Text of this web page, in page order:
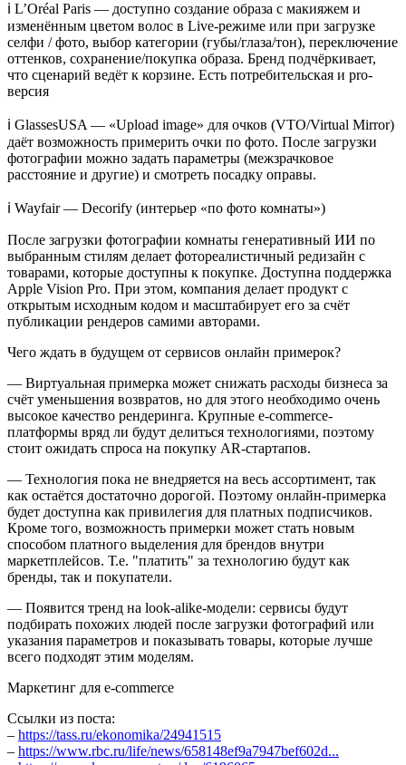
ℹ️ L’Oréal Paris — доступно создание образа с макияжем и
изменённым цветом волос в Live-режиме или при загрузке
селфи / фото, выбор категории (губы/глаза/тон), переключение
оттенков, сохранение/покупка образа. Бренд подчёркивает,
что сценарий ведёт к корзине. Есть потребительская и pro-
версия
ℹ️ GlassesUSA — «Upload image» для очков (VTO/Virtual Mirror)
даёт возможность примерить очки по фото. После загрузки
фотографии можно задать параметры (межзрачковое
расстояние и другие) и смотреть посадку оправы.
ℹ️ Wayfair — Decorify (интерьер «по фото комнаты»)
После загрузки фотографии комнаты генеративный ИИ по
выбранным стилям делает фотореалистичный редизайн с
товарами, которые доступны к покупке. Доступна поддержка
Apple Vision Pro. При этом, компания делает продукт с
открытым исходным кодом и масштабирует его за счёт
публикации рендеров самими авторами.
Чего ждать в будущем от сервисов онлайн примерок?
— Виртуальная примерка может снижать расходы бизнеса за
счёт уменьшения возвратов, но для этого необходимо очень
высокое качество рендеринга. Крупные e-commerce-
платформы вряд ли будут делиться технологиями, поэтому
стоит ожидать спроса на покупку AR-стартапов.
— Технология пока не внедряется на весь ассортимент, так
как остаётся достаточно дорогой. Поэтому онлайн-примерка
будет доступна как привилегия для платных подписчиков.
Кроме того, возможность примерки может стать новым
способом платного выделения для брендов внутри
маркетплейсов. Т.е. "платить" за технологию будут как
бренды, так и покупатели.
— Появится тренд на look-alike-модели: сервисы будут
подбирать похожих людей после загрузки фотографий или
указания параметров и показывать товары, которые лучше
всего подходят этим моделям.
Маркетинг для e-commerce
Ссылки из поста:
– https://tass.ru/ekonomika/24941515
– https://www.rbc.ru/life/news/658148ef9a7947bef602d...